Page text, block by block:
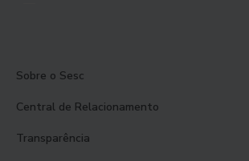
Sobre o Sesc
Central de Relacionamento
Transparência